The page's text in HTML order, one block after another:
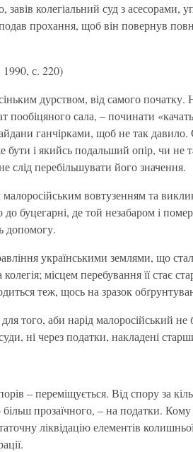
завів колегіальний суд з асесорами,
прохання, щоб він повернув
1990, с. 220)
дурством, від самого початку.
сала, – починати
ганчірками, щоб не так
і якийсь подальший опір, чи не
слід перебільшувати його значення.
вовтузенням та
буцегарні, де той незабаром і
допомогу.
українськими землями, що
місцем перебування її стає
теж, щось на зразок
того, аби нарід малоросійський не
ні через податки, накладені
– переміщується. Від спору за
прозаїчного, – на податки.
ліквідацію елементів